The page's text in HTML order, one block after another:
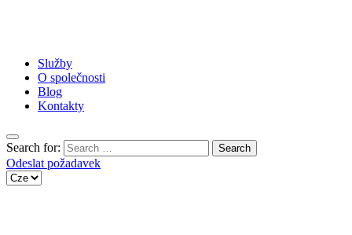
Služby
O společnosti
Blog
Kontakty
Search for:
Odeslat požadavek